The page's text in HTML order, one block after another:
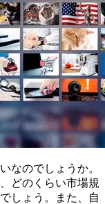
なのでしょうか。
どのくらい市場規
しょう。また、自